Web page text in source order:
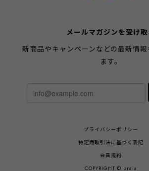
メールマガジンを受け取
新商品やキャンペーンなどの最新情
ます。
プライバシーポリシー
特定商取引法に基づく表記
会員規約
COPYRIGHT © praia